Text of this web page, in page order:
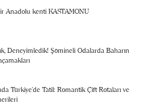
Anadolu kenti KASTAMONU
Deneyimledik! Şömineli Odalarda Baharın
Türkiye’de Tatil: Romantik Çift Rotaları ve